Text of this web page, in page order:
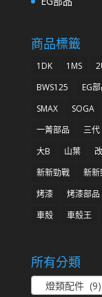
商品標籤
1DK 1MS
BWS125
EG
SMAX
SOGA
一菁部品
三代
大B
山葉
新新勁戰
新新
烤漆
烤漆部品
車殼
車殼王
所有分類
燈類配件 (9)